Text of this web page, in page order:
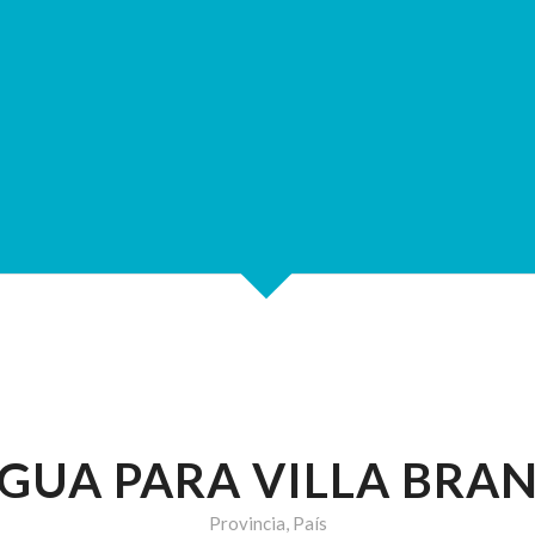
PARA VILLA
Provincia, País